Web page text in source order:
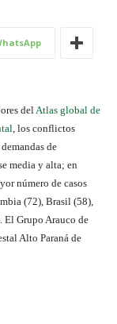
delAtlas global de
, los conflictos
de
media y alta; en
número de casos
(72), Brasil (58),
El Grupo Arauco de
Alto Paraná de